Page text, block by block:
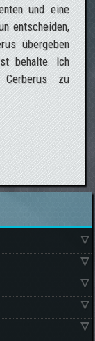
und eine
entscheiden,
übergeben
behalte. Ich
zu